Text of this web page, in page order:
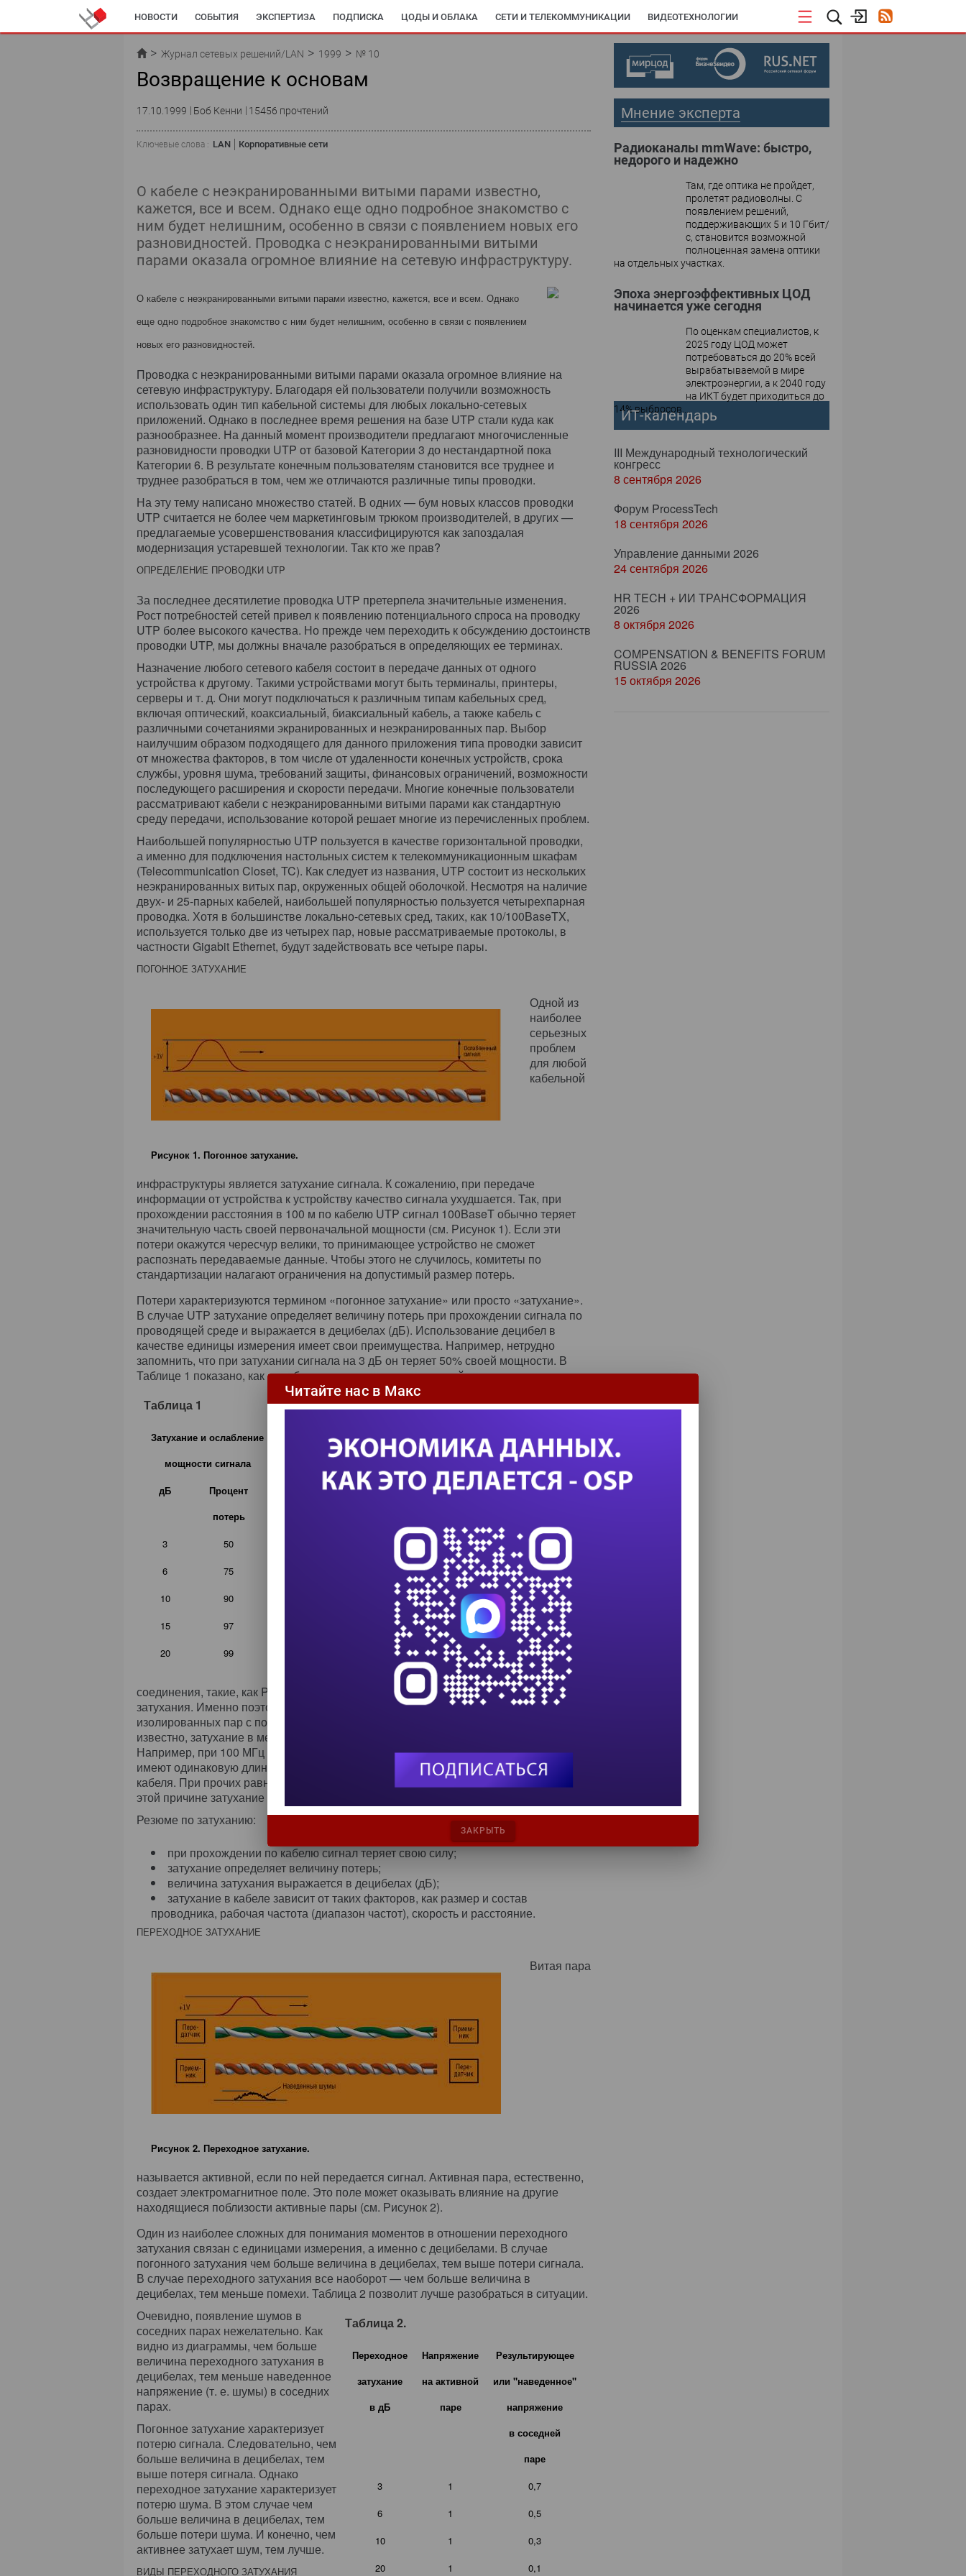
НОВОСТИ СОБЫТИЯ ЭКСПЕРТИЗА ПОДПИСКА ЦОДЫ И ОБЛАКА СЕТИ И ТЕЛЕКОММУНИКАЦИИ ВИДЕОТЕХНОЛОГИИ
ИССЛЕДОВАНИЯ ЖУРНАЛ АРХИВ
Журнал сетевых решений/LAN 1999 № 10
Возвращение к основам
17.10.1999 Боб Кенни 15456 прочтений
Ключевые слова : LAN Корпоративные сети
О кабеле с неэкранированными витыми парами известно,
кажется, все и всем. Однако еще одно подробное знакомство с
ним будет нелишним, особенно в связи с появлением новых его
разновидностей. Проводка с неэкранированными витыми
парами оказала огромное влияние на сетевую инфраструктуру.
О кабеле с неэкранированными витыми парами известно, кажется, все и всем. Однако
еще одно подробное знакомство с ним будет нелишним, особенно в связи с появлением
новых его разновидностей.
Проводка с неэкранированными витыми парами оказала огромное влияние на
сетевую инфраструктуру. Благодаря ей пользователи получили возможность
использовать один тип кабельной системы для любых локально-сетевых
приложений. Однако в последнее время решения на базе UTP стали куда как
разнообразнее. На данный момент производители предлагают многочисленные
разновидности проводки UTP от базовой Категории 3 до нестандартной пока
Категории 6. В результате конечным пользователям становится все труднее и
труднее разобраться в том, чем же отличаются различные типы проводки.
На эту тему написано множество статей. В одних — бум новых классов проводки
UTP считается не более чем маркетинговым трюком производителей, в других —
предлагаемые усовершенствования классифицируются как запоздалая
модернизация устаревшей технологии. Так кто же прав?
ОПРЕДЕЛЕНИЕ ПРОВОДКИ UTP
За последнее десятилетие проводка UTP претерпела значительные изменения.
Рост потребностей сетей привел к появлению потенциального спроса на проводку
UTP более высокого качества. Но прежде чем переходить к обсуждению достоинств
проводки UTP, мы должны вначале разобраться в определяющих ее терминах.
Назначение любого сетевого кабеля состоит в передаче данных от одного
устройства к другому. Такими устройствами могут быть терминалы, принтеры,
серверы и т. д. Они могут подключаться к различным типам кабельных сред,
включая оптический, коаксиальный, биаксиальный кабель, а также кабель с
различными сочетаниями экранированных и неэкранированных пар. Выбор
наилучшим образом подходящего для данного приложения типа проводки зависит
от множества факторов, в том числе от удаленности конечных устройств, срока
службы, уровня шума, требований защиты, финансовых ограничений, возможности
последующего расширения и скорости передачи. Многие конечные пользователи
рассматривают кабели с неэкранированными витыми парами как стандартную
среду передачи, использование которой решает многие из перечисленных проблем.
Наибольшей популярностью UTP пользуется в качестве горизонтальной проводки,
а именно для подключения настольных систем к телекоммуникационным шкафам
(Telecommunication Closet, TC). Как следует из названия, UTP состоит из нескольких
неэкранированных витых пар, окруженных общей оболочкой. Несмотря на наличие
двух- и 25-парных кабелей, наибольшей популярностью пользуется четырехпарная
проводка. Хотя в большинстве локально-сетевых сред, таких, как 10/100BaseTX,
используется только две из четырех пар, новые рассматриваемые протоколы, в
частности Gigabit Ethernet, будут задействовать все четыре пары.
ПОГОННОЕ ЗАТУХАНИЕ
Рисунок 1. Погонное затухание.
Одной из
наиболее
серьезных
проблем
для любой
кабельной
инфраструктуры является затухание сигнала. К сожалению, при передаче
информации от устройства к устройству качество сигнала ухудшается. Так, при
прохождении расстояния в 100 м по кабелю UTP сигнал 100BaseT обычно теряет
значительную часть своей первоначальной мощности (см. Рисунок 1). Если эти
потери окажутся чересчур велики, то принимающее устройство не сможет
распознать передаваемые данные. Чтобы этого не случилось, комитеты по
стандартизации налагают ограничения на допустимый размер потерь.
Потери характеризуются термином «погонное затухание» или просто «затухание».
В случае UTP затухание определяет величину потерь при прохождении сигнала по
проводящей среде и выражается в децибелах (дБ). Использование децибел в
качестве единицы измерения имеет свои преимущества. Например, нетрудно
запомнить, что при затухании сигнала на 3 дБ он теряет 50% своей мощности. В
Таблице 1 показано, как децибелы соотносятся с потерянной мощностью сигнала.
Таблица 1
Затухание и ослабление
мощности сигнала
дБ
Процент
потерь
3
50
6
75
10
90
15
97
20
99
Величина потерь зависит от конструкции кабеля, в том
числе от размера проводника, состава, изоляции и/или
передачи и протяженности кабеля. Влияние первого
фактора, размера проводника, наиболее очевидно.
Обычно чем больше проводник, тем меньше потери. По
этой причине во многих кабелях UTP старшего класса
Материал проводника (состав) также имеет важное
значение. Например, медь имеет меньшие потери, чем
сталь. Некоторые материалы, в частности серебро,
имеют еще лучшие характеристики, нежели медь, однако
многие из них слишком дороги для массового
применения. Материал изоляции также может иметь
влияние на затухание сигнала. В высококачественных
кабелях UTP для изоляции проводника обычно
используются материалы с низкими потерями, такие, как
фторированный этиленпропилен или полиэтилен. Эти
материалы обычно имеют меньшие потери, чем другие
соединения, такие, как PVC. Материал оболочки также отражается на величине
затухания. Именно поэтому многие производители отделяют оболочку от
изолированных пар с помощью конструкции нежесткой трубы. Кроме того, как
известно, затухание в медной проводке UTP увеличивается с ростом частоты.
Например, при 100 МГц затухание больше, чем при 1 МГц (при условии, что кабели
имеют одинаковую длину). И, наконец, потеря сигнала зависит от протяженности
кабеля. При прочих равных условиях — чем длиннее кабель, тем больше потери. По
этой причине затухание выражается в децибелах на единицу длины.
Резюме по затуханию:
при прохождении по кабелю сигнал теряет свою силу;
затухание определяет величину потерь;
величина затухания выражается в децибелах (дБ);
затухание в кабеле зависит от таких факторов, как размер и состав
проводника, рабочая частота (диапазон частот), скорость и расстояние.
ПЕРЕХОДНОЕ ЗАТУХАНИЕ
Рисунок 2. Переходное затухание.
Витая пара
называется активной, если по ней передается сигнал. Активная пара, естественно,
создает электромагнитное поле. Это поле может оказывать влияние на другие
находящиеся поблизости активные пары (см. Рисунок 2).
Один из наиболее сложных для понимания моментов в отношении переходного
затухания связан с единицами измерения, а именно с децибелами. В случае
погонного затухания чем больше величина в децибелах, тем выше потери сигнала.
В случае переходного затухания все наоборот — чем больше величина в
децибелах, тем меньше помехи. Таблица 2 позволит лучше разобраться в ситуации.
Таблица 2.
Переходное
затухание
в дБ
Напряжение
на активной
паре
Результирующее
или "наведенное"
напряжение
в соседней
паре
3
1
0,7
6
1
0,5
10
1
0,3
20
1 0,1
Очевидно, появление шумов в
соседних парах нежелательно. Как
видно из диаграммы, чем больше
величина переходного затухания в
децибелах, тем меньше наведенное
напряжение (т. е. шумы) в соседних
парах.
Погонное затухание характеризует
потерю сигнала. Следовательно, чем
больше величина в децибелах, тем
выше потеря сигнала. Однако
переходное затухание характеризует
потерю шума. В этом случае чем
больше величина в децибелах, тем
больше потери шума. И конечно, чем
активнее затухает шум, тем лучше.
ВИДЫ ПЕРЕХОДНОГО ЗАТУХАНИЯ
Мнение эксперта
Радиоканалы mmWave: быстро,
недорого и надежно
Там, где оптика не пройдет,
пролетят радиоволны. С
появлением решений,
поддерживающих 5 и 10 Гбит/
с, становится возможной
полноценная замена оптики
на отдельных участках.
Эпоха энергоэффективных ЦОД
начинается уже сегодня
По оценкам специалистов, к
2025 году ЦОД может
потребоваться до 20% всей
вырабатываемой в мире
электроэнергии, а к 2040 году
на ИКТ будет приходиться до
14% выбросов,...
ИТ-календарь
III Международный технологический
конгресс
8 сентября 2026
Форум ProcessTech
18 сентября 2026
Управление данными 2026
24 сентября 2026
HR TECH + ИИ ТРАНСФОРМАЦИЯ
2026
8 октября 2026
COMPENSATION & BENEFITS FORUM
RUSSIA 2026
15 октября 2026
Читайте нас в Макс
ЗАКРЫТЬ